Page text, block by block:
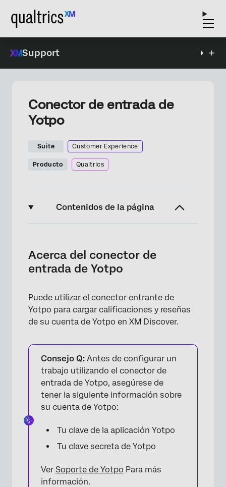
Support
Conector de entrada de
Yotpo
Suite Customer Experience
Producto Qualtrics
Contenidos de la página
Configuración de un conector de entrada de
Acerca del conector de
entrada de Yotpo
Puede utilizar el conector entrante de
Yotpo para cargar calificaciones y reseñas
de su cuenta de Yotpo en XM Discover.
Consejo Q: Antes de configurar un
trabajo utilizando el conector de
entrada de Yotpo, asegúrese de
tener la siguiente información sobre
su cuenta de Yotpo:
Tu clave de la aplicación Yotpo
Tu clave secreta de Yotpo
Ver Soporte de Yotpo Para más
información.